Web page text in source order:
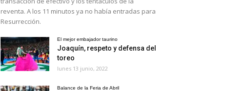
reventa. A los 11 minutos ya no había entradas para
Resurrección.
El mejor embajador taurino
Joaquín, respeto y defensa del
toreo
lunes 13 junio, 2022
Balance de la Feria de Abril